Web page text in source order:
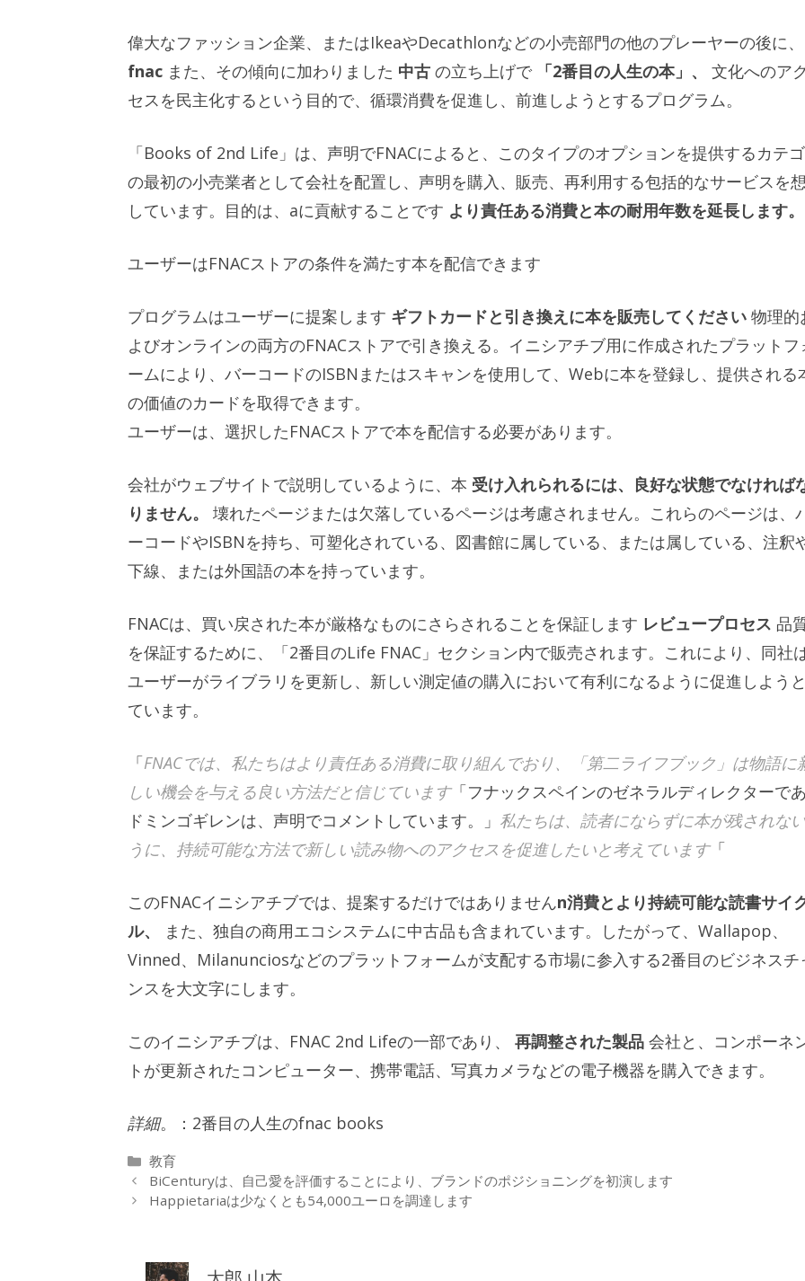
偉大なファッション企業、またはIkeaやDecathlonなどの小売部門の他のプレーヤーの後に、
fnac また、その傾向に加わりました 中古 の立ち上げで 「2番目の人生の本」、 文化へのア
セスを民主化するという目的で、循環消費を促進し、前進しようとするプログラム。
「Books of 2nd Life」は、声明でFNACによると、このタイプのオプションを提供するカテ
の最初の小売業者として会社を配置し、声明を購入、販売、再利用する包括的なサービスを
しています。目的は、aに貢献することです より責任ある消費と本の耐用年数を延長します。
ユーザーはFNACストアの条件を満たす本を配信できます
プログラムはユーザーに提案します ギフトカードと引き換えに本を販売してください 物理的
よびオンラインの両方のFNACストアで引き換える。イニシアチブ用に作成されたプラットフ
ームにより、バーコードのISBNまたはスキャンを使用して、Webに本を登録し、提供される
の価値のカードを取得できます。
ユーザーは、選択したFNACストアで本を配信する必要があります。
会社がウェブサイトで説明しているように、本 受け入れられるには、良好な状態でなければ
りません。
壊れたページまたは欠落しているページは考慮されません。これらのページは、
ーコードやISBNを持ち、可塑化されている、図書館に属している、または属している、注釈
下線、または外国語の本を持っています。
FNACは、買い戻された本が厳格なものにさらされることを保証します レビュープロセス 品
を保証するために、「2番目のLife FNAC」セクション内で販売されます。これにより、同社
ユーザーがライブラリを更新し、新しい測定値の購入において有利になるように促進しよう
ています。
「FNACでは、私たちはより責任ある消費に取り組んでおり、「第二ライフブック」は物語に
しい機会を与える良い方法だと信じています「フナックスペインのゼネラルディレクターで
ドミンゴギレンは、声明でコメントしています。」 私たちは、読者にならずに本が残されな
うに、持続可能な方法で新しい読み物へのアクセスを促進したいと考えています「
このFNACイニシアチブでは、提案するだけではありませんn消費とより持続可能な読書サイ
ル、
また、独自の商用エコシステムに中古品も含まれています。したがって、Wallapop、
Vinned、Milanunciosなどのプラットフォームが支配する市場に参入する2番目のビジネスチ
ンスを大文字にします。
このイニシアチブは、FNAC 2nd Lifeの一部であり、 再調整された製品 会社と、コンポーネ
トが更新されたコンピューター、携帯電話、写真カメラなどの電子機器を購入できます。
詳細。：2番目の人生のfnac books
カ
テ
ゴ
教育
BiCenturyは、自己愛を評価することにより、ブランドのポジショニングを初演します
Happietariaは少なくとも54,000ユーロを調達します